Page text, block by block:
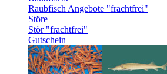
Raubfisch Angebote "frachtfrei"
Störe
Stör "frachtfrei"
Gutschein